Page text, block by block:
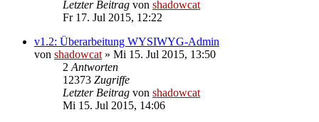
Letzter Beitrag von shadowcat
Fr 17. Jul 2015, 12:22
v1.2: Überarbeitung WYSIWYG-Admin
von shadowcat » Mi 15. Jul 2015, 13:50
2 Antworten
12373 Zugriffe
Letzter Beitrag von shadowcat
Mi 15. Jul 2015, 14:06